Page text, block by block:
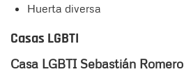
Huerta diversa
Casas LGBTI
Casa LGBTI Sebastián Romero